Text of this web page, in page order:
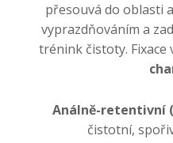
přesouvá do oblasti
vyprazdňováním a
trénink čistoty. Fixace
Análně-retentivní
čistotní,